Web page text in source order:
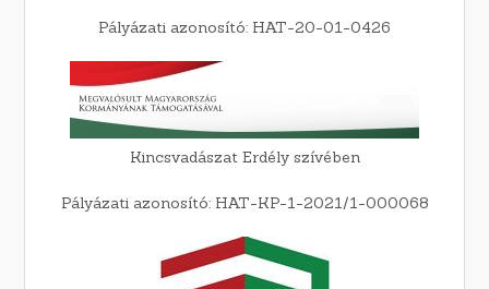
Pályázati azonosító: HAT-20-01-0426
Kincsvadászat Erdély szívében
Pályázati azonosító: HAT-KP-1-2021/1-000068